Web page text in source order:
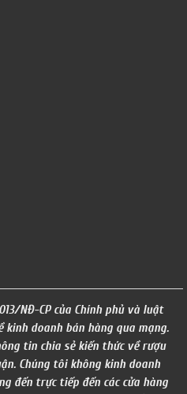
NĐ-CP của Chính phủ và luật
kinh doanh bán hàng qua mạng.
tin chia sẻ kiến thức về rượu
Chúng tôi không kinh doanh
đến trực tiếp đến các cửa hàng